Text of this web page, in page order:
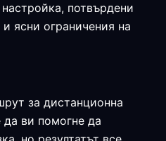
потвърдени
ясни ограничения на
за дистанционна
ви помогне да